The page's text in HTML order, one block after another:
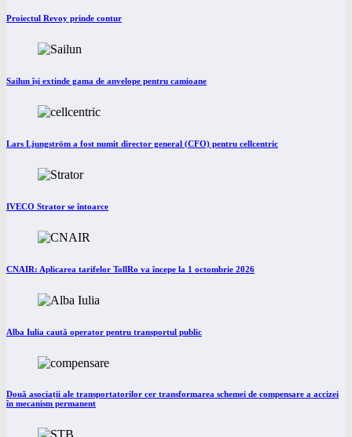
Proiectul Revoy prinde contur
Sailun își extinde gama de anvelope pentru camioane
Lars Ljungström a fost numit director general (CFO) pentru cellcentric
IVECO Strator se întoarce
CNAIR: Aplicarea tarifelor TollRo va începe la 1 octombrie 2026
Alba Iulia caută operator pentru transportul public
Două asociații ale transportatorilor cer transformarea schemei de compensare a accizei
în mecanism permanent